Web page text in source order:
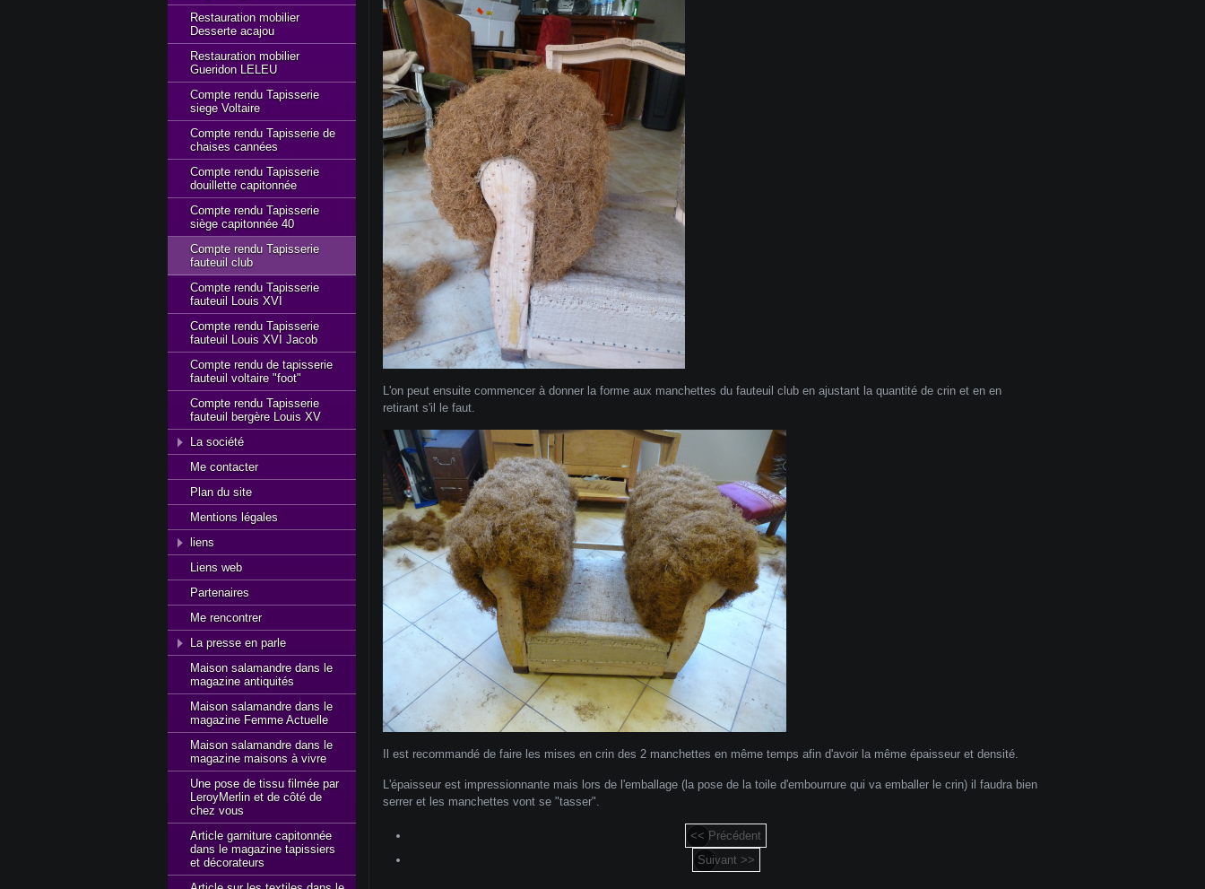
L'on peut ensuite commencer à donner la forme aux manchettes du fauteuil club en ajustant la quantité de crin et en en
retirant s'il le faut.
Il est recommandé de faire les mises en crin des 2 manchettes en même temps afin d'avoir la même épaisseur et densité.
L'épaisseur est impressionnante mais lors de l'emballage (la pose de la toile d'embourrure qui va emballer le crin) il faudra bien
serrer et les manchettes vont se "tasser".
<< Précédent
Suivant >>
Restauration mobilier
Desserte acajou
Restauration mobilier
Gueridon LELEU
Compte rendu Tapisserie
siege Voltaire
Compte rendu Tapisserie de
chaises cannées
Compte rendu Tapisserie
douillette capitonnée
Compte rendu Tapisserie
siège capitonnée 40
Compte rendu Tapisserie
fauteuil club
Compte rendu Tapisserie
fauteuil Louis XVI
Compte rendu Tapisserie
fauteuil Louis XVI Jacob
Compte rendu de tapisserie
fauteuil voltaire "foot"
Compte rendu Tapisserie
fauteuil bergère Louis XV
La société
Me contacter
Plan du site
Mentions légales
liens
Liens web
Partenaires
Me rencontrer
La presse en parle
Maison salamandre dans le
magazine antiquités
Maison salamandre dans le
magazine Femme Actuelle
Maison salamandre dans le
magazine maisons à vivre
Une pose de tissu filmée par
LeroyMerlin et de côté de
chez vous
Article garniture capitonnée
dans le magazine tapissiers
et décorateurs